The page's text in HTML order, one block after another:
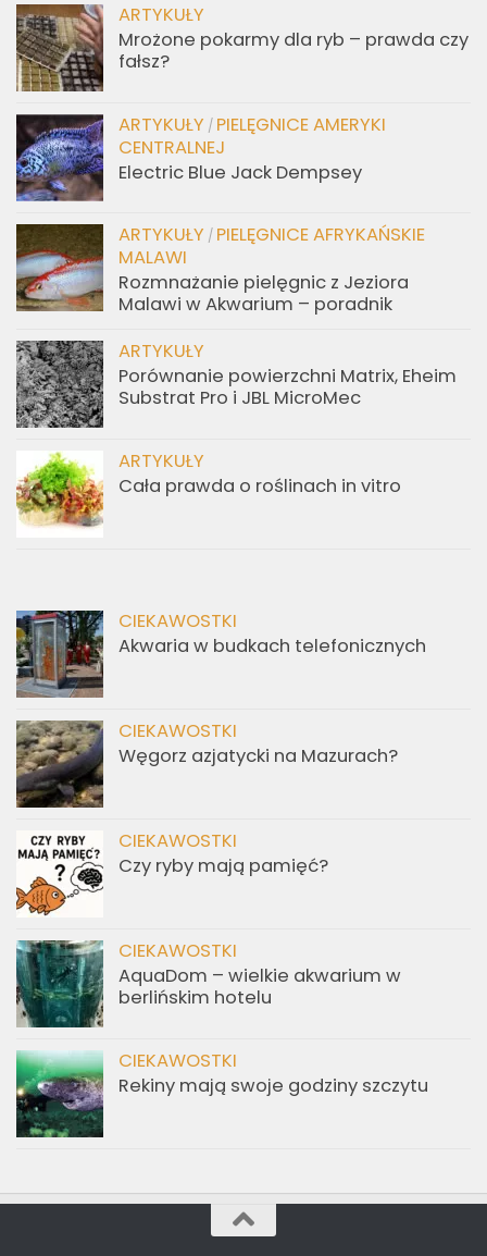
ARTYKUŁY
Mrożone pokarmy dla ryb – prawda czy
fałsz?
ARTYKUŁY / PIELĘGNICE AMERYKI
CENTRALNEJ
Electric Blue Jack Dempsey
ARTYKUŁY / PIELĘGNICE AFRYKAŃSKIE
MALAWI
Rozmnażanie pielęgnic z Jeziora
Malawi w Akwarium – poradnik
ARTYKUŁY
Porównanie powierzchni Matrix, Eheim
Substrat Pro i JBL MicroMec
ARTYKUŁY
Cała prawda o roślinach in vitro
CIEKAWOSTKI
Akwaria w budkach telefonicznych
CIEKAWOSTKI
Węgorz azjatycki na Mazurach?
CIEKAWOSTKI
Czy ryby mają pamięć?
CIEKAWOSTKI
AquaDom – wielkie akwarium w
berlińskim hotelu
CIEKAWOSTKI
Rekiny mają swoje godziny szczytu